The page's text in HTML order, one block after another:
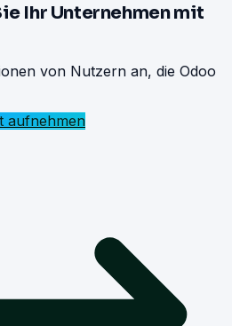
Ihr Unternehmen mit
von Nutzern an, die Odoo
aufnehmen